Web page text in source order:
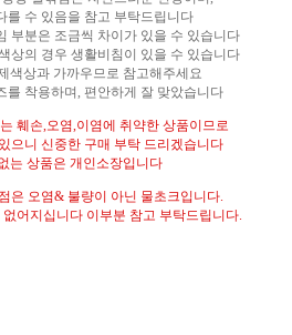
를 수 있음을 참고 부탁드립니다
부분은 조금씩 차이가 있을 수 있습니다
상의 경우 생활비침이 있을 수 있습니다
색상과 가까우므로 참고해주세요
를 착용하며, 편안하게 잘 맞았습니다
훼손,오염,이염에 취약한 상품이므로
으니 신중한 구매 부탁 드리겠습니다
는 상품은 개인소장입니다
은 오염& 불량이 아닌 물초크입니다.
어지십니다 이부분 참고 부탁드립니다.